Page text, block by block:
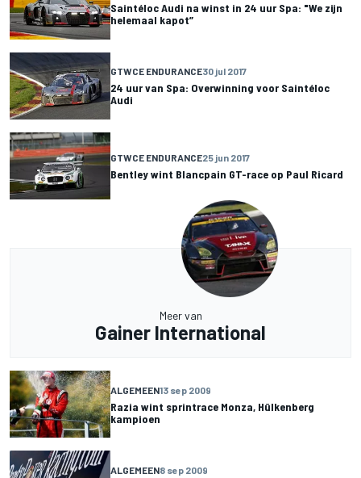
Saintéloc Audi na winst in 24 uur Spa: "We zijn
helemaal kapot”
GTWCE ENDURANCE30 jul 2017
24 uur van Spa: Overwinning voor Saintéloc
Audi
GTWCE ENDURANCE25 jun 2017
Bentley wint Blancpain GT-race op Paul Ricard
Meer van
Gainer International
ALGEMEEN13 sep 2009
Razia wint sprintrace Monza, Hülkenberg
kampioen
ALGEMEEN8 sep 2009